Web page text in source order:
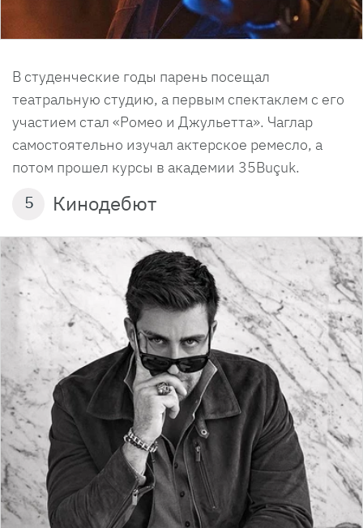
В студенческие годы парень посещал
театральную студию, а первым спектаклем с его
участием стал «Ромео и Джульетта». Чаглар
самостоятельно изучал актерское ремесло, а
потом прошел курсы в академии 35Buçuk.
5 Кинодебют